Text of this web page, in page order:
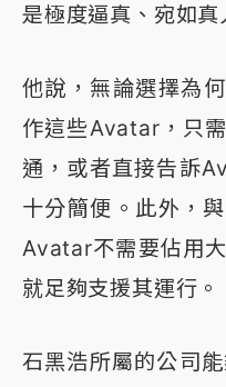
是極度逼真、宛如真
他說，無論選擇為
作這些Avatar，只
通，或者直接告訴
十分簡便。此外，
Avatar不需要佔用
就足夠支援其運行。
石黑浩所屬的公司